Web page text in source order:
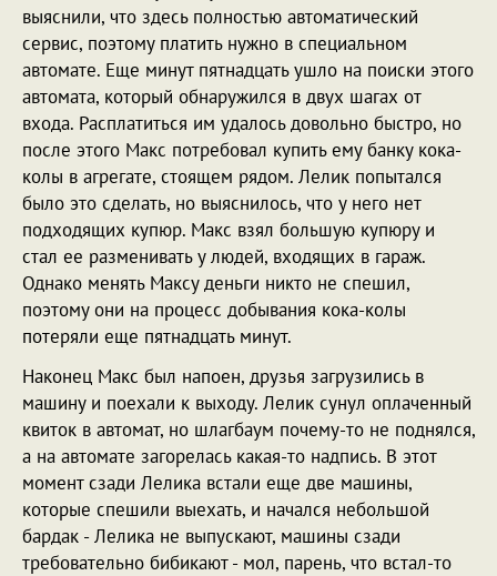
выяснили, что здесь полностью автоматический
сервис, поэтому платить нужно в специальном
автомате. Еще минут пятнадцать ушло на поиски этого
автомата, который обнаружился в двух шагах от
входа. Расплатиться им удалось довольно быстро, но
после этого Макс потребовал купить ему банку кока-
колы в агрегате, стоящем рядом. Лелик попытался
было это сделать, но выяснилось, что у него нет
подходящих купюр. Макс взял большую купюру и
стал ее разменивать у людей, входящих в гараж.
Однако менять Максу деньги никто не спешил,
поэтому они на процесс добывания кока-колы
потеряли еще пятнадцать минут.
Наконец Макс был напоен, друзья загрузились в
машину и поехали к выходу. Лелик сунул оплаченный
квиток в автомат, но шлагбаум почему-то не поднялся,
а на автомате загорелась какая-то надпись. В этот
момент сзади Лелика встали еще две машины,
которые спешили выехать, и начался небольшой
бардак - Лелика не выпускают, машины сзади
требовательно бибикают - мол, парень, что встал-то